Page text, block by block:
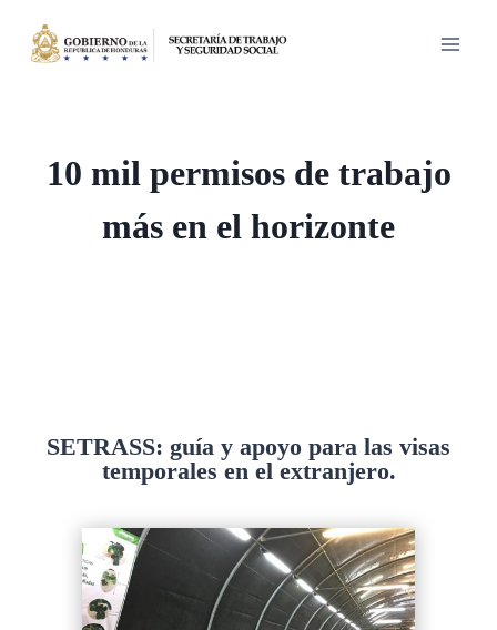
10 mil permisos de trabajo
más en el horizonte
SETRASS: guía y apoyo para las visas
temporales en el extranjero.